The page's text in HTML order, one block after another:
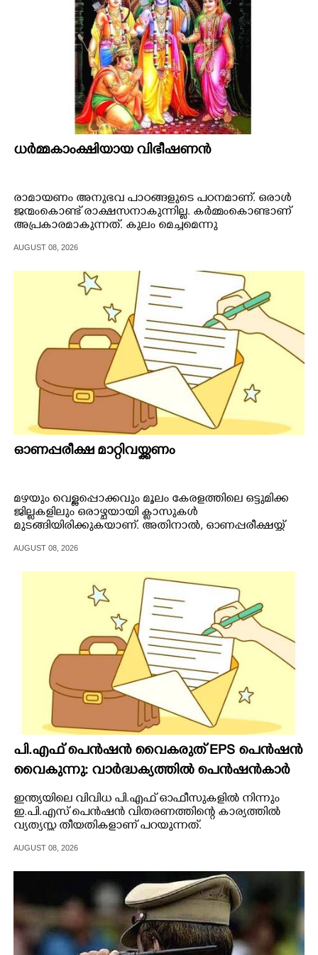
കഴിഞ്ഞതും കൗൺസിലിന്റെ പ്രവർത്തന
മികവുകൊണ്ടാണ്.
ധർമ്മകാംക്ഷിയായ വിഭീഷണൻ
രാമായണം അനുഭവ പാഠങ്ങളുടെ പഠനമാണ്. ഒരാൾ
ജന്മംകൊണ്ട് രാക്ഷസനാകുന്നില്ല. കർമ്മംകൊണ്ടാണ്
അപ്രകാരമാകുന്നത്. കുലം മെച്ചമെന്നു
ധർമ്മം ആചരിക്കുമ്പോഴാണ് ആദരണീയനാകുന്നത്.
രാക്ഷസനായിരുന്നു. പക്ഷേ, ധർമ്മാചരണ
തത്പരനായിരുന്നു അദ്ദേഹം.
AUGUST 08, 2026
ഓണപ്പരീക്ഷ മാറ്റിവയ്ക്കണം
മഴയും വെള്ളപ്പൊക്കവും മൂലം കേരളത്തിലെ ഒട്ടുമിക്ക
ജില്ലകളിലും ഒരാഴ്ചയായി ക്ലാസുകൾ
മുടങ്ങിയിരിക്കുകയാണ്. അതിനാൽ, ഓണപ്പരീക്ഷയ്ക്ക്
സ്കൂളുകളിലും പഠിപ്പിച്ച് പൂർത്തീകരിച്ചിട്ടില്ല.
AUGUST 08, 2026
പി.എഫ് പെൻഷൻ വൈകരുത് EPS പെൻഷൻ
വൈകുന്നു: വാർദ്ധക്യത്തിൽ പെൻഷൻകാർ
ബുദ്ധിമുട്ടിൽ*(കത്ത്)
ഇന്ത്യയിലെ വിവിധ പി.എഫ് ഓഫീസുകളിൽ നിന്നും
ഇ.പി.എസ് പെൻഷൻ വിതരണത്തിന്റെ കാര്യത്തിൽ
വ്യത്യസ്ത തീയതികളാണ് പറയുന്നത്.
AUGUST 08, 2026